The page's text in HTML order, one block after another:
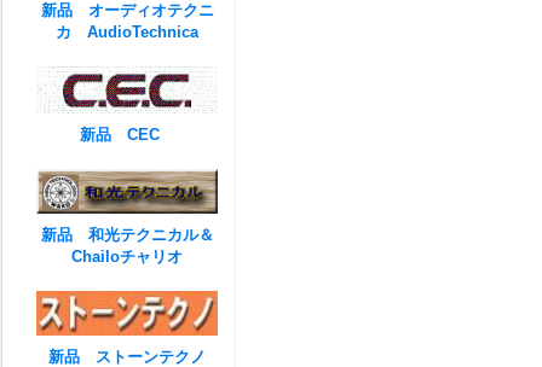
新品 オーディオテクニ
カ AudioTechnica
新品 CEC
新品 和光テクニカル＆
Chailoチャリオ
新品 ストーンテクノ